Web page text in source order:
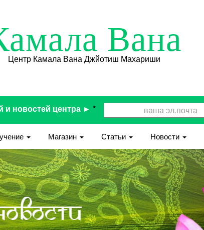
Вана
Центр Камала Вана Джйотиш Махариши
и новостей центра ► *
Магазин Статьи Новости